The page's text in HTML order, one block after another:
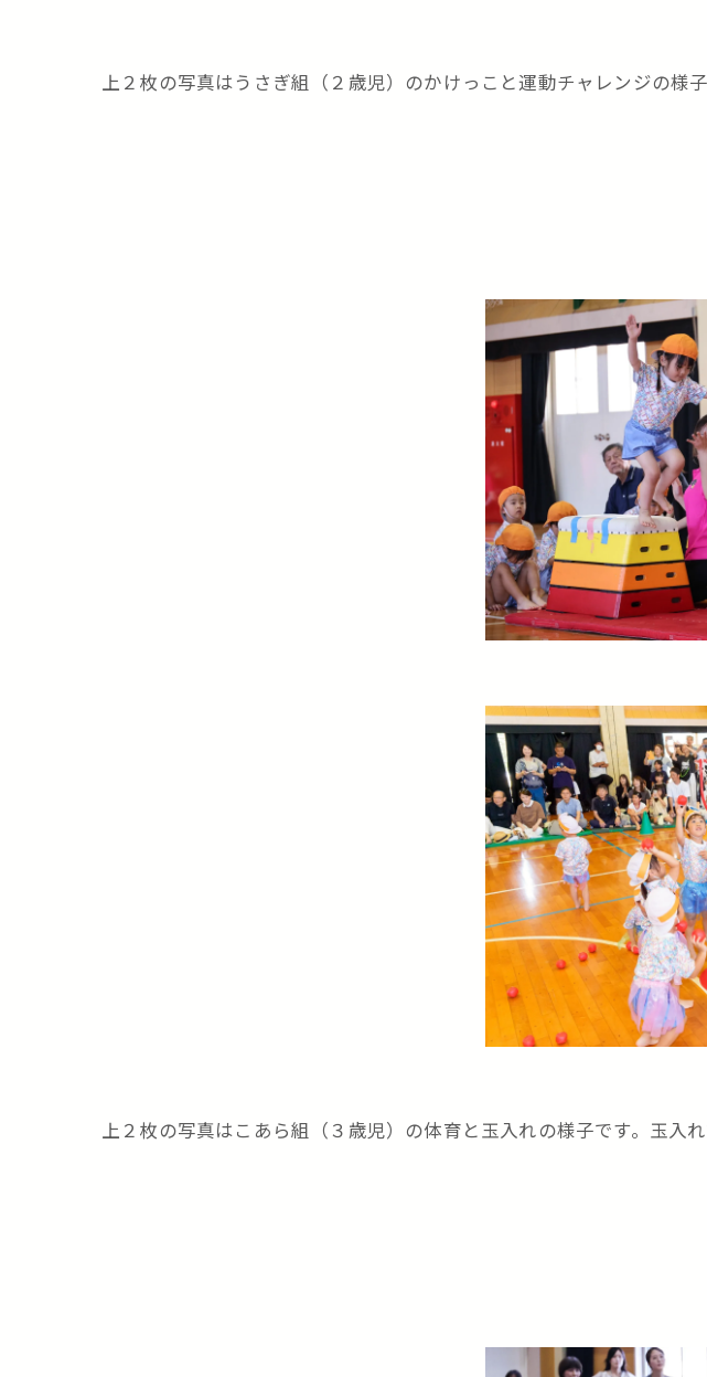
上２枚の写真はうさぎ組（２歳児）のかけっこと運動チャレンジの
上２枚の写真はこあら組（３歳児）の体育と玉入れの様子です。玉入